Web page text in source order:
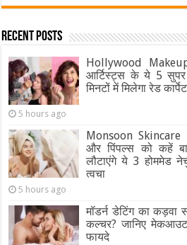
Recent Posts
Hollywood
आर्टिस्ट्स के ये 5
मिनटों में मिलेगा रेड
5 hours ago
Monsoon Skincare
और पिंपल्स को कहें
लौटाएंगे ये 3 होममेड
त्वचा
5 hours ago
मॉडर्न डेटिंग का
कल्चर? जानिए
फायदे